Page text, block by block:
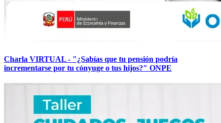
Charla VIRTUAL - "¿Sabías que tu pensión podría
incrementarse por tu cónyuge o tus hijos?" ONPE